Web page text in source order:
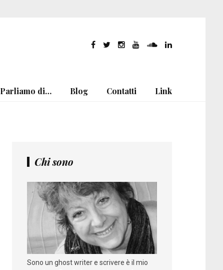
Parliamo di… Blog Contatti Link
Chi sono
Sono un ghost writer e scrivere è il mio